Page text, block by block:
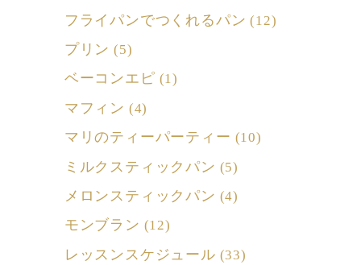
フライパンでつくれるパン (12)
プリン (5)
ベーコンエピ (1)
マフィン (4)
マリのティーパーティー (10)
ミルクスティックパン (5)
メロンスティックパン (4)
モンブラン (12)
レッスンスケジュール (33)